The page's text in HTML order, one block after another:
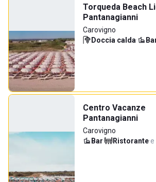
Torqueda Beach
Pantanagianni
Carovigno
Doccia calda·
Centro Vacanze
Pantanagianni
Carovigno
Bar· Ristorante·e